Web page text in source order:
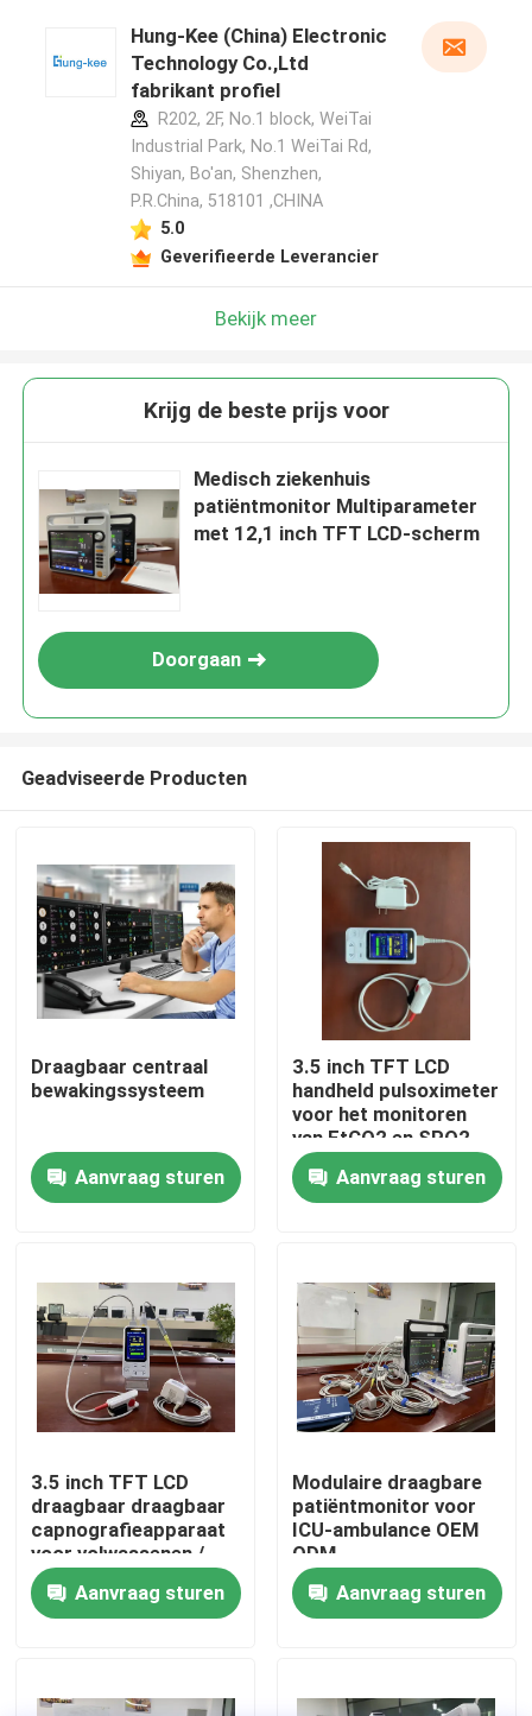
Huis
Producten
Video's
Ongeveer ons
Fabrieksreis
Kwaliteitscontrole
Contacteer ons
Gevallen
Hung-Kee (China) Electronic
Technology Co.,Ltd
fabrikant profiel
R202, 2F, No.1 block, WeiTai
Industrial Park, No.1 WeiTai Rd,
Shiyan, Bo'an, Shenzhen,
P.R.China, 518101​​​​​​​ ,CHINA
5.0
Geverifieerde Leverancier
Bekijk meer
Krijg de beste prijs voor
Medisch ziekenhuis
patiëntmonitor Multiparameter
met 12,1 inch TFT LCD-scherm
Doorgaan
Geadviseerde Producten
Draagbaar centraal
bewakingssysteem
Aanvraag sturen
3.5 inch TFT LCD
handheld pulsoximeter
voor het monitoren
van EtCO2 en SPO2
Aanvraag sturen
3.5 inch TFT LCD
draagbaar draagbaar
capnografieapparaat
voor volwassenen /
kinderen /
pasgeborenen
Aanvraag sturen
Modulaire draagbare
patiëntmonitor voor
ICU-ambulance OEM
ODM
Aanvraag sturen